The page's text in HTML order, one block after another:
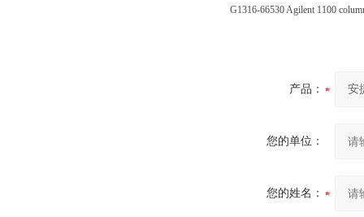
G1316-66530 Agilent 1100
产品：
您的单位：
您的姓名：